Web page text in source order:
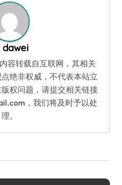
dawei
容转载自互联网，其相关
绝非权威，不代表本站立
权问题，请提交相关链接
，我们将及时予以处
理。